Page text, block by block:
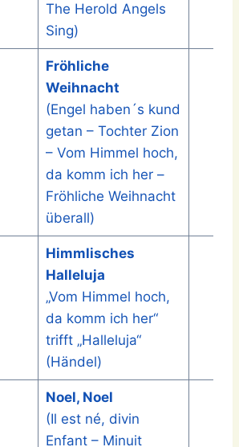
The Herold Angels
Sing)
Fröhliche
Weihnacht
(Engel haben´s kund
getan – Tochter Zion
– Vom Himmel hoch,
da komm ich her –
Fröhliche Weihnacht
überall)
Himmlisches
Halleluja
„Vom Himmel hoch,
da komm ich her“
trifft „Halleluja“
(Händel)
Noel, Noel
(Il est né, divin
Enfant – Minuit